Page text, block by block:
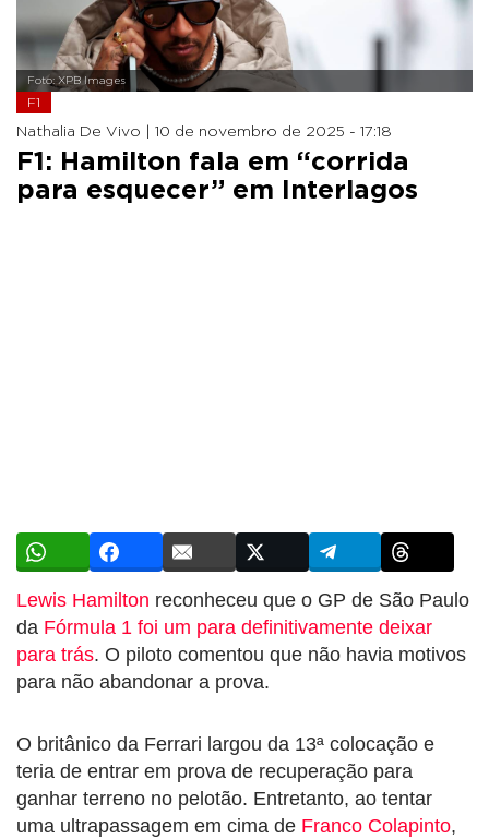
Foto: XPB Images
F1
Nathalia De Vivo | 10 de novembro de 2025 - 17:18
F1: Hamilton fala em “corrida
para esquecer” em Interlagos
Lewis Hamilton reconheceu que o GP de São Paulo
da Fórmula 1 foi um para definitivamente deixar
para trás. O piloto comentou que não havia motivos
para não abandonar a prova.
O britânico da Ferrari largou da 13ª colocação e
teria de entrar em prova de recuperação para
ganhar terreno no pelotão. Entretanto, ao tentar
uma ultrapassagem em cima de Franco Colapinto,